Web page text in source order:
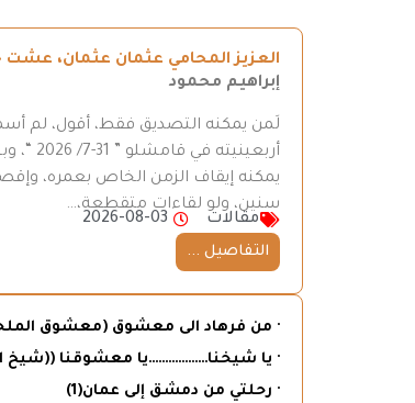
العزيز المحامي عثمان عثمان، عشت
إبراهيم محمود
لَمن يمكنه التصديق فقط، أقول، لم
يمكنه إيقاف الزمن الخاص بعمره،
سنين، ولو لقاءات متقطعة،…
مقالات
2026-08-03
التفاصيل ...
· من فرهاد الى معشوق (معشوق
· يا شيخنا………………يا معشوقنا ((شيخ
· رحلتي من دمشق إلى عمان(1)